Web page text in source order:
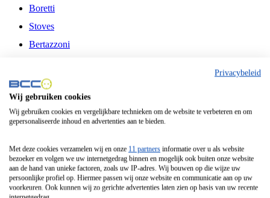
Boretti
Stoves
Bertazzoni
Fitelli
Airfryer
Frituurpan
Contactgrill
Broodbakmachine
Broodrooster
Privacybeleid
Wij gebruiken cookies
Wij gebruiken cookies en vergelijkbare technieken om de website te verbeteren en om
gepersonaliseerde inhoud en advertenties aan te bieden.
Met deze cookies verzamelen wij en onze 11 partners informatie over u als website
bezoeker en volgen we uw internetgedrag binnen en mogelijk ook buiten onze website
aan de hand van unieke factoren, zoals uw IP-adres. Wij bouwen op die wijze uw
persoonlijke profiel op. Hiermee passen wij onze website en communicatie aan op uw
voorkeuren. Ook kunnen wij zo gerichte advertenties laten zien op basis van uw recente